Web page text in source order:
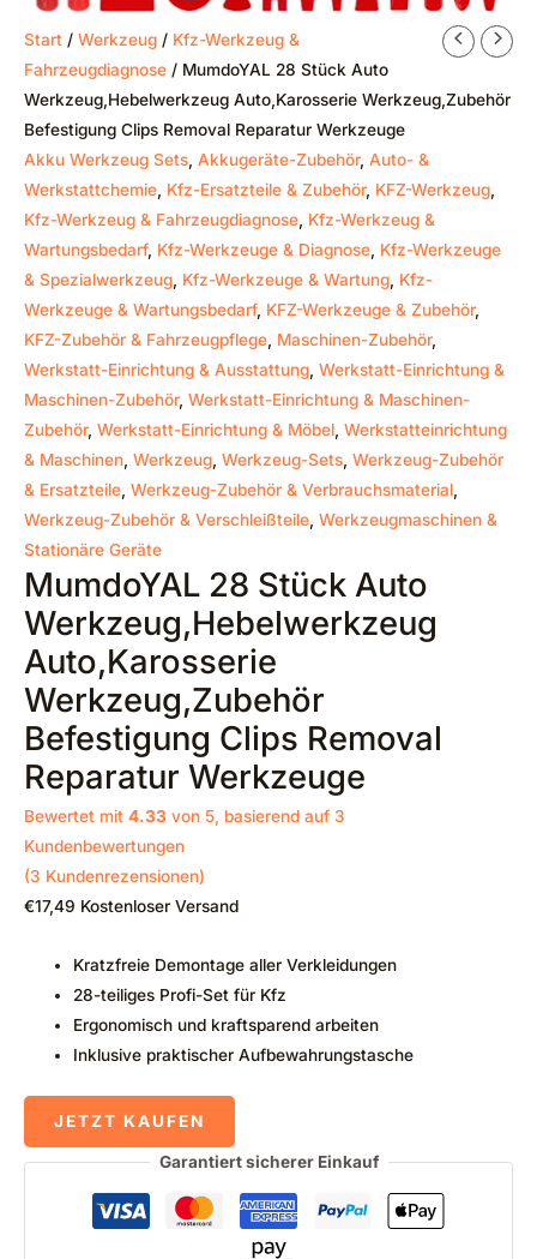
Start / Werkzeug / Kfz-Werkzeug &
Fahrzeugdiagnose / MumdoYAL 28 Stück Auto
Werkzeug,Hebelwerkzeug Auto,Karosserie Werkzeug,Zubehör
Befestigung Clips Removal Reparatur Werkzeuge
Akku Werkzeug Sets Akkugeräte-Zubehör, Auto- &
Werkstattchemie Kfz-Ersatzteile & Zubehör, KFZ-Werkzeug
Kfz-Werkzeug & Fahrzeugdiagnose Kfz-Werkzeug &
Wartungsbedarf, Kfz-Werkzeuge & Diagnose Kfz-Werkzeuge
& Spezialwerkzeug Kfz-Werkzeuge & Wartung Kfz-
Werkzeuge & Wartungsbedarf, KFZ-Werkzeuge & Zubehör,
KFZ-Zubehör & Fahrzeugpflege Maschinen-Zubehör,
Werkstatt-Einrichtung & Ausstattung Werkstatt-Einrichtung &
Maschinen-Zubehör, Werkstatt-Einrichtung & Maschinen-
Zubehör, Werkstatt-Einrichtung & Möbel Werkstatteinrichtung
& Maschinen Werkzeug Werkzeug-Sets Werkzeug-Zubehör
& Ersatzteile Werkzeug-Zubehör & Verbrauchsmaterial
Werkzeug-Zubehör & Verschleißteile Werkzeugmaschinen &
Stationäre Geräte
MumdoYAL 28 Stück Auto
Werkzeug,Hebelwerkzeug
Auto,Karosserie
Werkzeug,Zubehör
Befestigung Clips Removal
Reparatur Werkzeuge
Bewertet mit 4.33 von 5, basierend auf 3
Kundenbewertungen
(3 Kundenrezensionen)
€17,49 Kostenloser Versand
Kratzfreie Demontage aller Verkleidungen
28-teiliges Profi-Set für Kfz
Ergonomisch und kraftsparend arbeiten
Inklusive praktischer Aufbewahrungstasche
JETZT KAUFEN
Garantiert sicherer Einkauf